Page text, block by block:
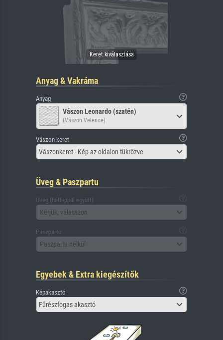
Anyag & Vakráma
Anyag
Vászon Leonardo (szatén)
(Vászon Velence)
Vászon keret
Vászonkeret - Kép az oldalon tükrözve
Üveg & Paszpartu
Üveg (hátlappal együtt)
Kérjük, válasszon
Paszpartu
Paszpartu nélkül
Egyebek & Extra kiegészítők
Képakasztó
Fűrészfogas akasztó